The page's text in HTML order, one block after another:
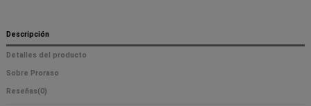
Descripción
Detalles del producto
Sobre Proraso
Reseñas(0)